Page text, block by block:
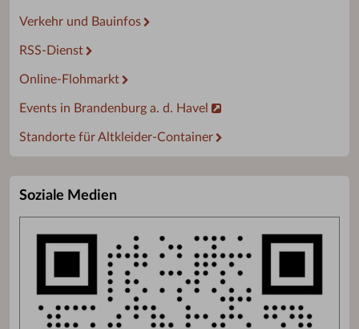
Verkehr und Bauinfos
RSS-Dienst
Online-Flohmarkt
Events in Brandenburg a. d. Havel
Standorte für Altkleider-Container
Soziale Medien